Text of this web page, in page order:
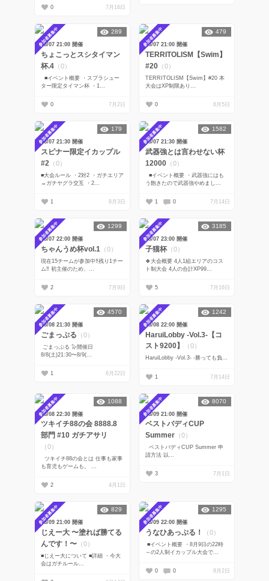
0 7月16日
参加者募集中
08/07 21:00 開催
ちょこっとスシタイマン
杯.4 （0）
■イベント概要 ・スプラシュー
ター限定タイマン杯 ・1...
289
0 7月2日
参加者募集中
08/07 21:00 開催
TERRITOLISM【Swim】
#20 （0）
TERRITOLISM【Swim】#20 本
大会はXP制限あり...
479
0 6月5日
参加者募集中
08/07 21:30 開催
スピナー限定イカップル
#2 （0）
■大会ルール ・2対2 ・ガチエリア
→ガチヤグラ交互 ・2...
179
1 8月3日
参加者募集中
08/07 21:30 開催
武器強とは言わせない杯
12000 （0）
■イベント概要 ・武器強にはも
う飽きたので武器強やめまし...
1582
1 0 7月14日
参加者募集中
08/07 22:00 開催
ちゃんうめ杯vol.1 （0）
現在15チームが参加中‼️残り1チー
ム‼️ 初主催のため、...
1299
2 7月9日
参加者募集中
08/07 23:00 開催
子猫杯（0）
🍀大会概要 4人1組エリアのコス
ト制大会 4人の合計XP99...
3185
5 7月16日
参加者募集中
08/08 21:30 開催
ごまっぷる （0）
ごまっぷる 🦭開催日
8/8(土)21:30〜8/9(...
4570
1 6月22日
参加者募集中
08/08 22:00 開催
HaruiLobby -Vol.3-【コ
スト9200】
（0）
HaruiLobby -Vol.3- ‐勝っても負...
1242
1 7月14日
参加者募集中
08/08 22:30 開催
ツキイチ88の会 8888.8
部門 #10 ガチアサリ
（0）
ツキイチ88の会とは 仕事も家事
も育児もゲームも。 ...
1088
2 4月1日
参加者募集中
08/09 21:00 開催
ベストバディCUP
Summer （0）
請方法 以...
8070
3 7月1日
参加者募集中
08/09 21:00 開催
じえー大 〜塗れば勝てる
んです！〜 （0）
■じえー大について ■詳細 ・今大
会はガチルール...
829 参加者募集中
08/09 22:00 開催
うなひあっぷる！ （0）
■イベント概要 ・8月9日の22時
～の2人制イカップル大会で...
1295
0 0 8月2日